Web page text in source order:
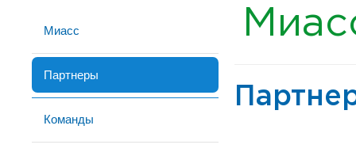
Миасс
Партнеры
Команды